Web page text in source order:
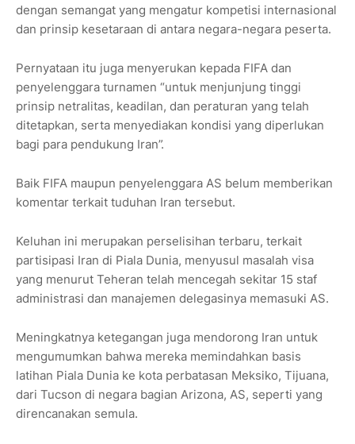
dengan semangat yang mengatur kompetisi internasional
dan prinsip kesetaraan di antara negara-negara peserta.
Pernyataan itu juga menyerukan kepada FIFA dan
penyelenggara turnamen “untuk menjunjung tinggi
prinsip netralitas, keadilan, dan peraturan yang telah
ditetapkan, serta menyediakan kondisi yang diperlukan
bagi para pendukung Iran”.
Baik FIFA maupun penyelenggara AS belum memberikan
komentar terkait tuduhan Iran tersebut.
Keluhan ini merupakan perselisihan terbaru, terkait
partisipasi Iran di Piala Dunia, menyusul masalah visa
yang menurut Teheran telah mencegah sekitar 15 staf
administrasi dan manajemen delegasinya memasuki AS.
Meningkatnya ketegangan juga mendorong Iran untuk
mengumumkan bahwa mereka memindahkan basis
latihan Piala Dunia ke kota perbatasan Meksiko, Tijuana,
dari Tucson di negara bagian Arizona, AS, seperti yang
direncanakan semula.